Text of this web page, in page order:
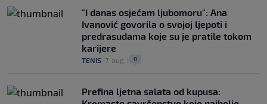
"I danas osjećam ljubomoru": Ana
Ivanović govorila o svojoj ljepoti i
predrasudama koje su je pratile tokom
karijere
TENIS 7. aug. 0
Prefina ljetna salata od kupusa: